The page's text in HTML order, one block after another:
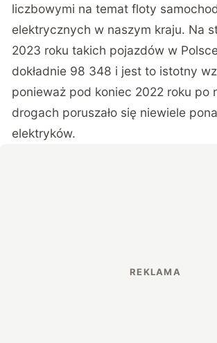
liczbowymi na temat floty
elektrycznych w naszym kraju. Na
2023 roku takich pojazdów w
dokładnie 98 348 i jest to istotny
ponieważ pod koniec 2022 roku po
drogach poruszało się niewiele
elektryków.